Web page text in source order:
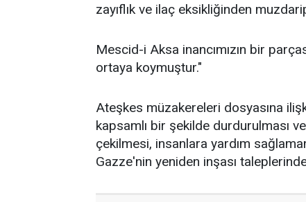
zayıflık ve ilaç eksikliğinden
Mescid-i Aksa inancımızın bir
ortaya koymuştur."
Ateşkes müzakereleri dosyasına
kapsamlı bir şekilde durdurulması
çekilmesi, insanlara yardım
Gazze'nin yeniden inşası